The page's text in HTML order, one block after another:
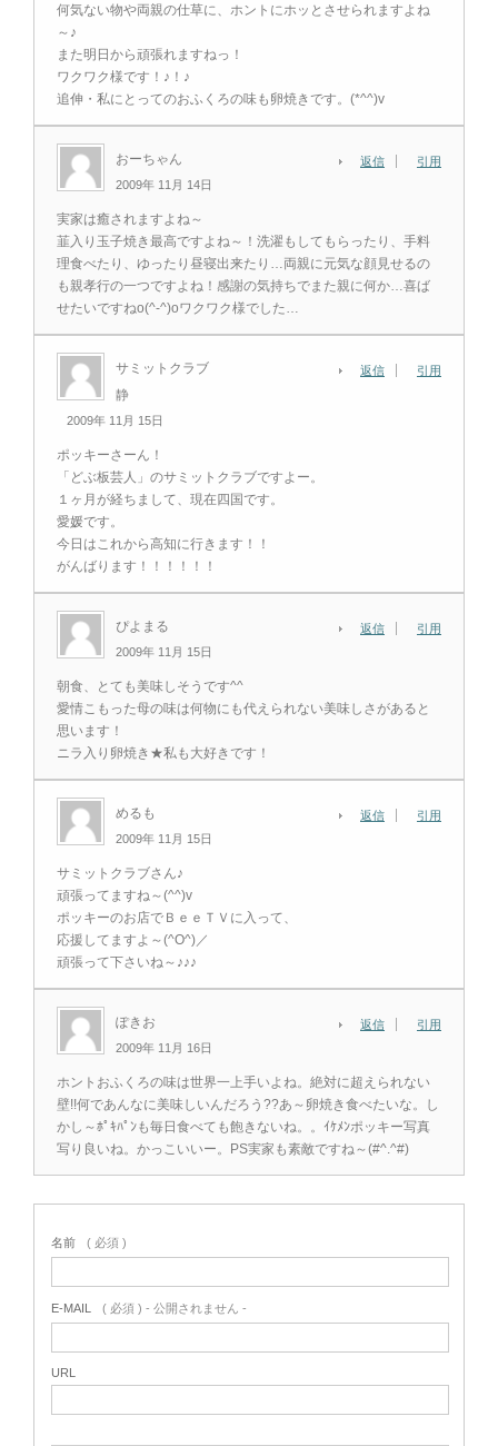
何気ない物や両親の仕草に、ホントにホッとさせられますよね
～♪
また明日から頑張れますねっ！
ワクワク様です！♪！♪
追伸・私にとってのおふくろの味も卵焼きです。(*^^)v
おーちゃん
2009年 11月 14日
返信 引用
実家は癒されますよね～
韮入り玉子焼き最高ですよね～！洗濯もしてもらったり、手料
理食べたり、ゆったり昼寝出来たり…両親に元気な顔見せるの
も親孝行の一つですよね！感謝の気持ちでまた親に何か…喜ば
せたいですねo(^-^)oワクワク様でした…
サミットクラブ
静
2009年 11月 15日
返信 引用
ポッキーさーん！
「どぶ板芸人」のサミットクラブですよー。
１ヶ月が経ちまして、現在四国です。
愛媛です。
今日はこれから高知に行きます！！
がんばります！！！！！！
ぴよまる
2009年 11月 15日
返信 引用
朝食、とても美味しそうです^^
愛情こもった母の味は何物にも代えられない美味しさがあると
思います！
ニラ入り卵焼き★私も大好きです！
めるも
2009年 11月 15日
返信 引用
サミットクラブさん♪
頑張ってますね～(^^)v
ポッキーのお店でＢｅｅＴＶに入って、
応援してますよ～(^O^)／
頑張って下さいね～♪♪♪
ぽきお
2009年 11月 16日
返信 引用
ホントおふくろの味は世界一上手いよね。絶対に超えられない
壁!!何であんなに美味しいんだろう??あ～卵焼き食べたいな。し
かし～ﾎﾟｷﾊﾟﾝも毎日食べても飽きないね。。ｲｹﾒﾝポッキー写真
写り良いね。かっこいいー。PS実家も素敵ですね～(#^.^#)
名前 ( 必須 )
E-MAIL ( 必須 ) - 公開されません -
URL